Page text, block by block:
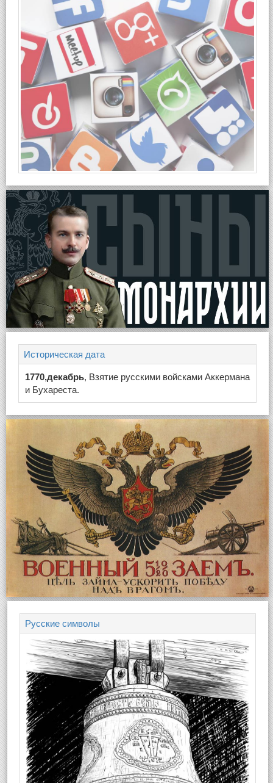
Историческая дата
1770,декабрь, Взятие русскими войсками Аккермана
и Бухареста.
Русские символы